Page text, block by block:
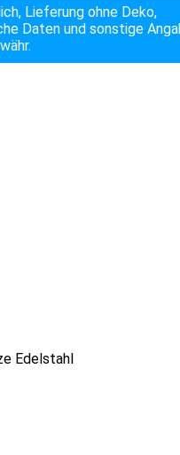
Lieferung ohne Deko,
Daten und sonstige
Edelstahl